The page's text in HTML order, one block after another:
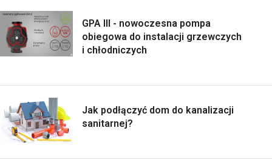
GPA III - nowoczesna pompa
obiegowa do instalacji grzewczych
i chłodniczych
Jak podłączyć dom do kanalizacji
sanitarnej?